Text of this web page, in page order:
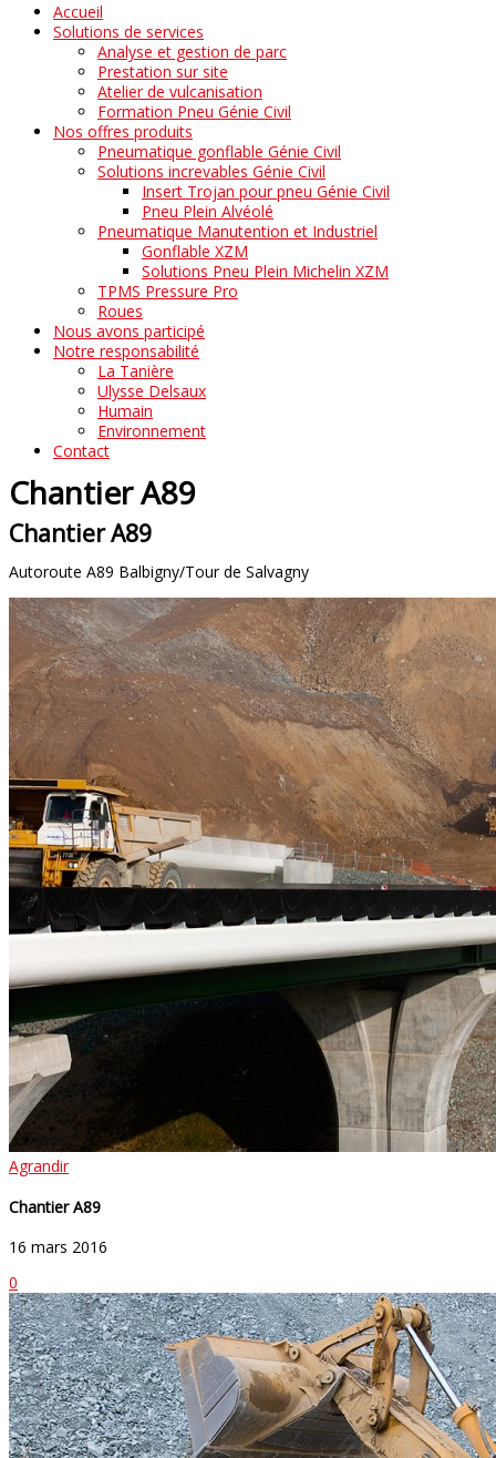
Accueil
Solutions de services
Analyse et gestion de parc
Prestation sur site
Atelier de vulcanisation
Formation Pneu Génie Civil
Nos offres produits
Pneumatique gonflable Génie Civil
Solutions increvables Génie Civil
Insert Trojan pour pneu Génie Civil
Pneu Plein Alvéolé
Pneumatique Manutention et Industriel
Gonflable XZM
Solutions Pneu Plein Michelin XZM
TPMS Pressure Pro
Roues
Nous avons participé
Notre responsabilité
La Tanière
Ulysse Delsaux
Humain
Environnement
Contact
Chantier A89
Chantier A89
Autoroute A89 Balbigny/Tour de Salvagny
Agrandir
Chantier A89
16 mars 2016
0